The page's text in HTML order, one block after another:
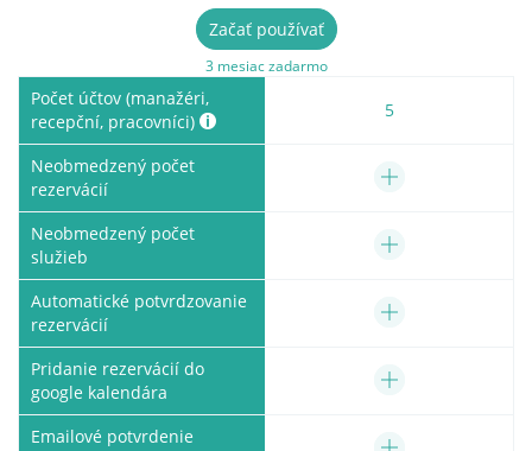
Začať používať
3 mesiac zadarmo
Počet účtov (manažéri,
recepční, pracovníci)
5
Neobmedzený počet
rezervácií
Neobmedzený počet
služieb
Automatické potvrdzovanie
rezervácií
Pridanie rezervácií do
google kalendára
Emailové potvrdenie